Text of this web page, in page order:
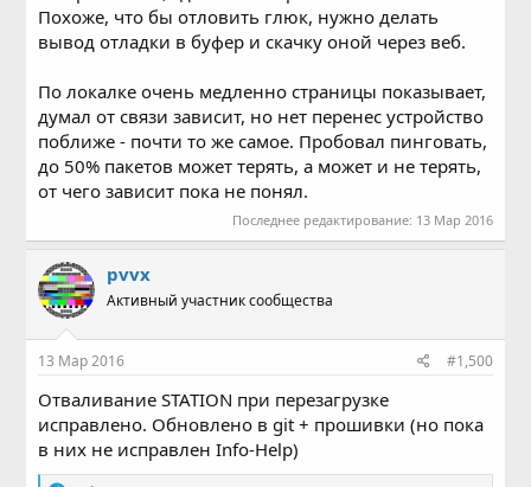
Похоже, что бы отловить глюк, нужно делать
вывод отладки в буфер и скачку оной через веб.
По локалке очень медленно страницы показывает,
думал от связи зависит, но нет перенес устройство
поближе - почти то же самое. Пробовал пинговать,
до 50% пакетов может терять, а может и не терять,
от чего зависит пока не понял.
Последнее редактирование: 13 Мар 2016
pvvx
Активный участник сообщества
13 Мар 2016 #1,500
Отваливание STATION при перезагрузке
исправлено. Обновлено в git + прошивки (но пока
в них не исправлен Info-Help)